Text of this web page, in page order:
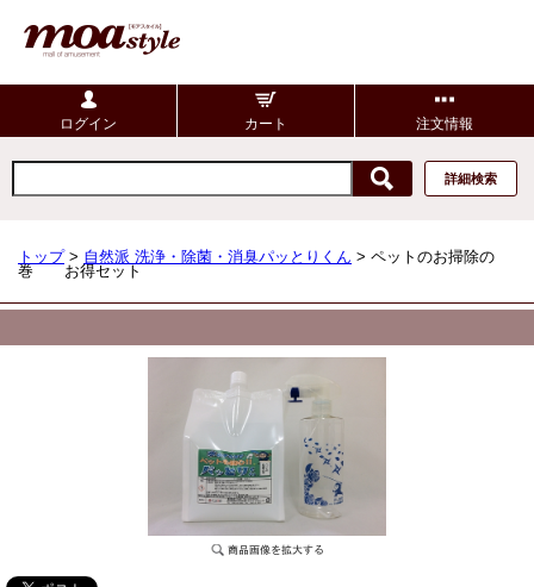
ログイン カート 注文情報
詳細検索
トップ> 自然派 洗浄・除菌・消臭パッとりくん > ペットのお掃除の
巻 お得セット